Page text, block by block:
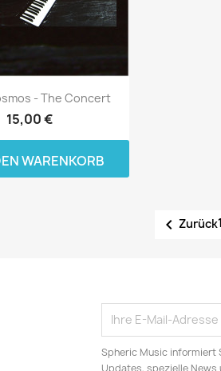
- The Concert
15,00 €
WARENKORB
 Zurück1
Spheric Music informiert
Updates, spezielle News